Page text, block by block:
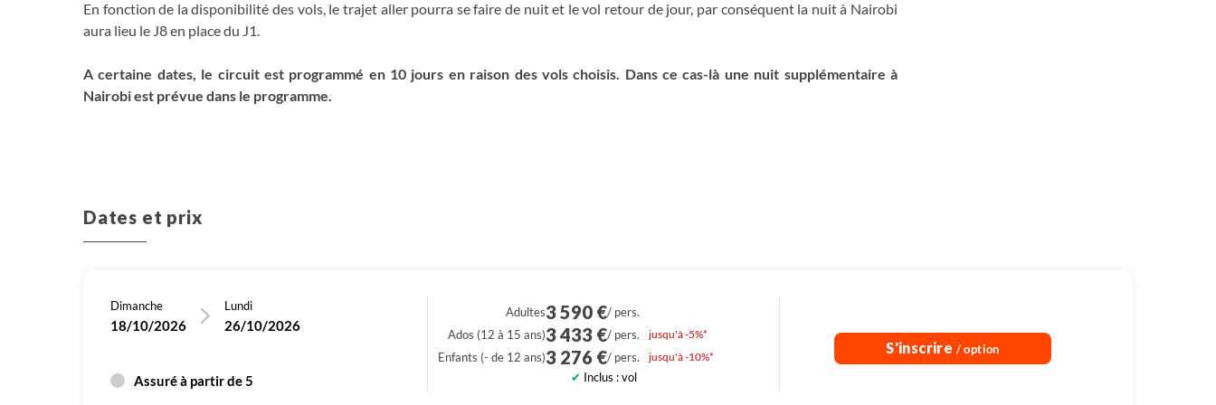
Randonnée
vallée du Rift pour gagner notre hôtel à Nairobi. Vol dans la soirée.
Randonnée
En fonction de la disponibilité des vols, le trajet aller pourra se faire de nuit et le vol retour de jour, par conséquent la nuit à Nairobi
aura lieu le J8 en place du J1.
A certaine dates, le circuit est programmé en 10 jours en raison des vols choisis. Dans ce cas-là une nuit supplémentaire à
Nairobi est prévue dans le programme.
Dates et prix
Dimanche
18/10/2026
Lundi
26/10/2026
Assuré à partir de 5 Inclus : vol
3 590 €/ pers.
3 433 €/ pers. jusqu'à -5%*
3 276 €/ pers. jusqu'à -10%*
S'inscrire / option